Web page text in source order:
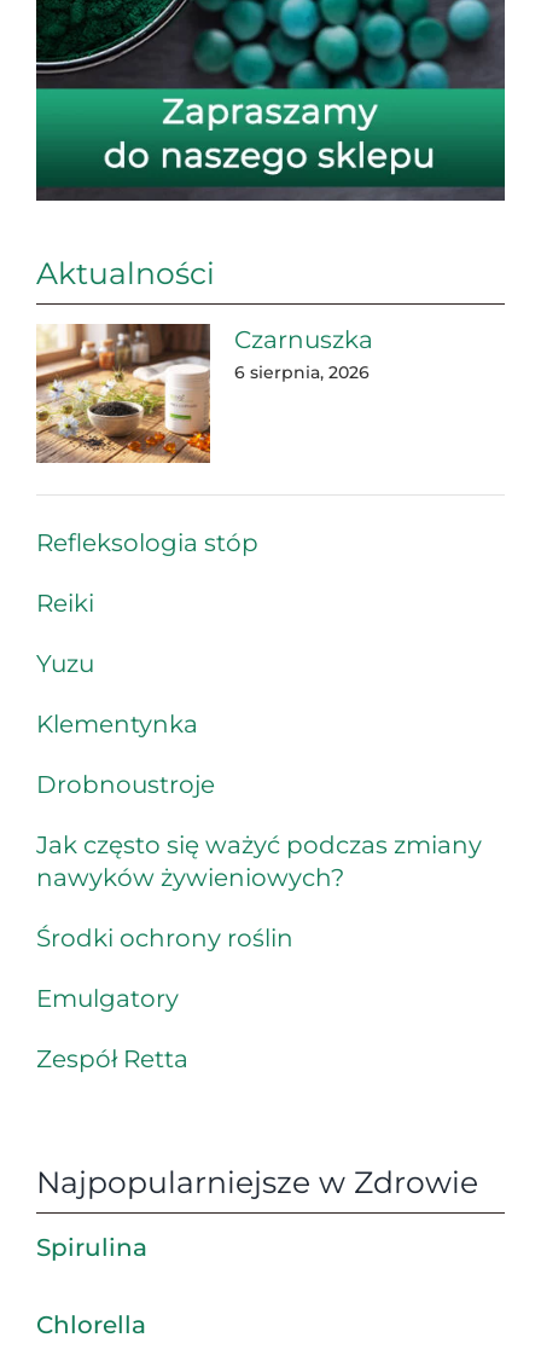
Aktualności
Czarnuszka
6 sierpnia, 2026
Refleksologia stóp
Reiki
Yuzu
Klementynka
Drobnoustroje
Jak często się ważyć podczas zmiany
nawyków żywieniowych?
Środki ochrony roślin
Emulgatory
Zespół Retta
Najpopularniejsze w Zdrowie
Spirulina
Chlorella